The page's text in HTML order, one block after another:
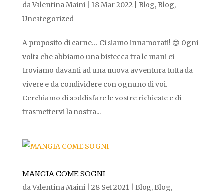
daValentina Maini| 18 Mar 2022 Blog, Blog,
Uncategorized
A proposito di carne… Ci siamo innamorati! 😍 Ogni
volta che abbiamo una bistecca tra le mani ci
troviamo davanti ad una nuova avventura tutta da
vivere e da condividere con ognuno di voi.
Cerchiamo di soddisfare le vostre richieste e di
trasmettervi la nostra...
MANGIA COME SOGNI
daValentina Maini| 28 Set 2021| Blog, Blog,